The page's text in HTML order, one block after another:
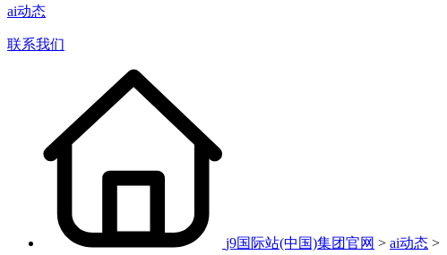
ai动态
联系我们
j9国际站(中国)集团官网 > ai动态 >